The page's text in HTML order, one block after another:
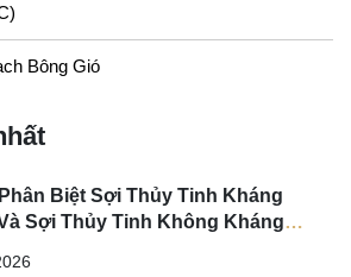
Bông Gió
Biệt Sợi Thủy Tinh Kháng
Sợi Thủy Tinh Không Kháng